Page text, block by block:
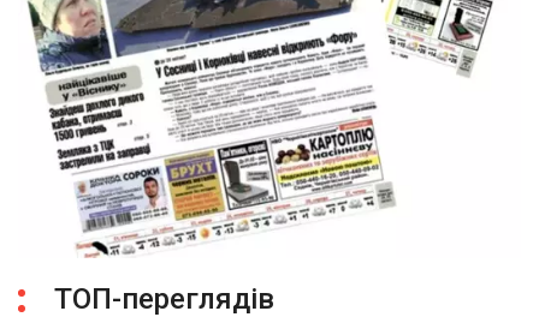
ТОП-переглядів